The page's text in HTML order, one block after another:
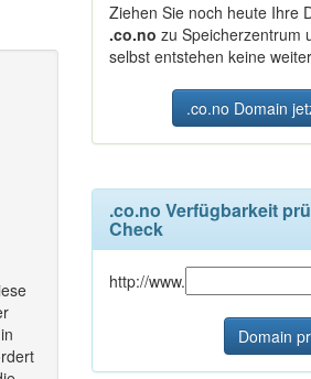
in
Ziehen Sie noch heute Ihre
.co.no zu Speicherzentrum
selbst entstehen keine
.co.no Domain
.co.no Verfügbarkeit
Check
http://www.